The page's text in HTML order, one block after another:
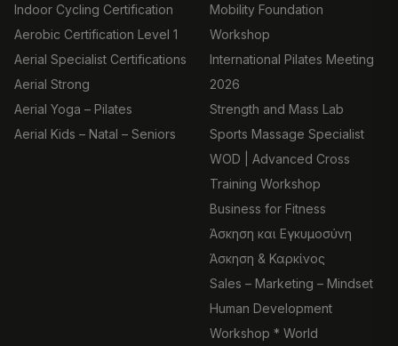
Indoor Cycling Certification
Aerobic Certification Level 1
Aerial Specialist Certifications
Aerial Strong
Aerial Yoga – Pilates
Aerial Kids – Natal – Seniors
Mobility Foundation
Workshop
International Pilates Meeting
2026
Strength and Mass Lab
Sports Massage Specialist
WOD | Advanced Cross
Training Workshop
Business for Fitness
Άσκηση και Εγκυμοσύνη
Άσκηση & Καρκίνος
Sales – Marketing – Mindset
Human Development
Workshop * World